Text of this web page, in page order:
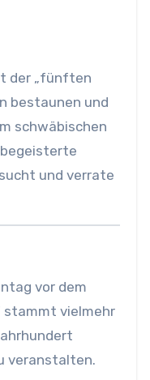
der „fünften
bestaunen und
schwäbischen
begeisterte
und verrate
vor dem
stammt vielmehr
veranstalten.